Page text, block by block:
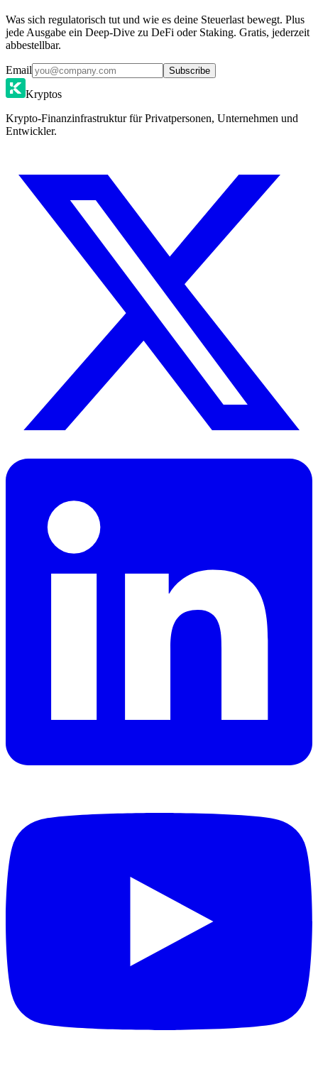
Was sich regulatorisch tut und wie es deine Steuerlast bewegt. Plus
jede Ausgabe ein Deep-Dive zu DeFi oder Staking. Gratis, jederzeit
abbestellbar.
Email Subscribe
Kryptos
Krypto-Finanzinfrastruktur für Privatpersonen, Unternehmen und
Entwickler.